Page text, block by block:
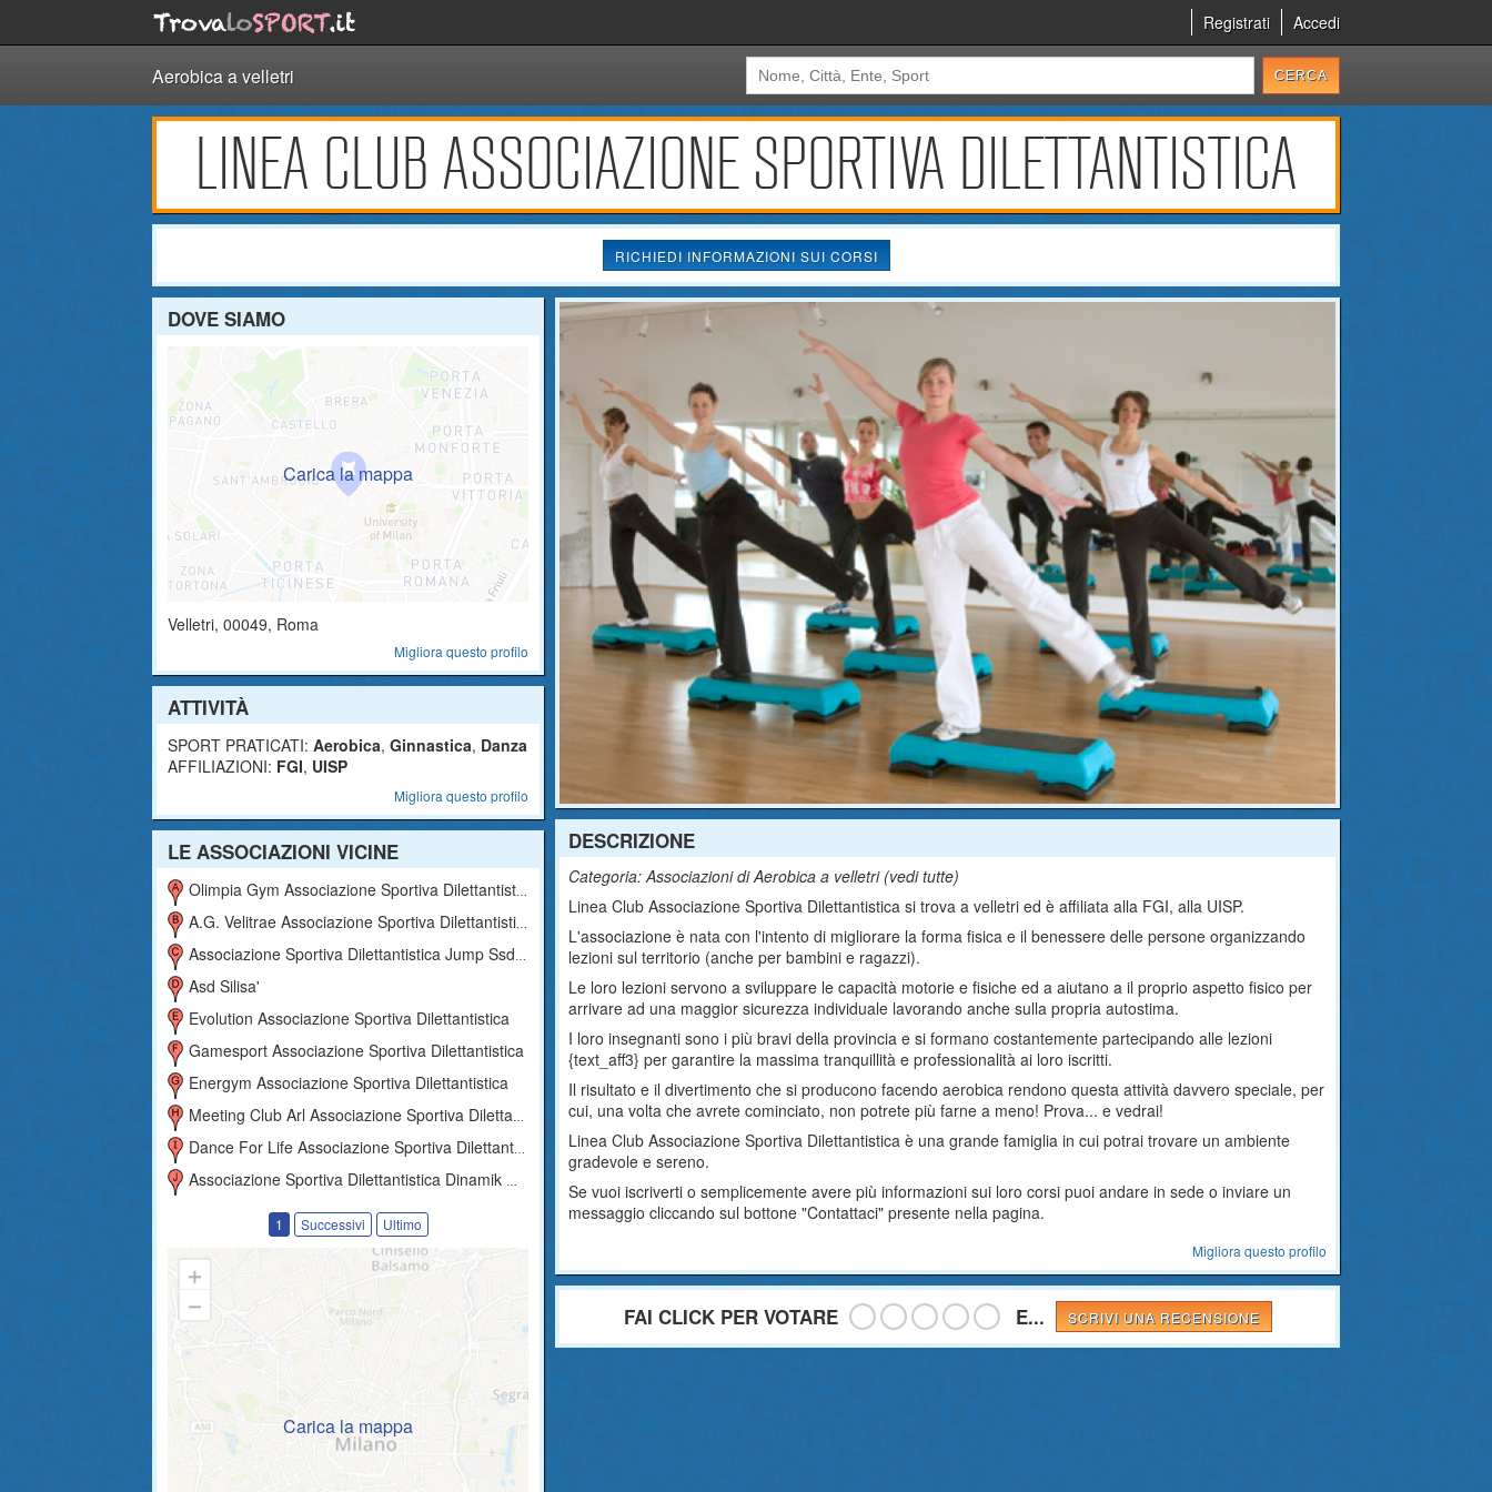
Registrati Accedi
Aerobica a velletri
LINEA CLUB ASSOCIAZIONE SPORTIVA DILETTANTISTICA
RICHIEDI INFORMAZIONI SUI CORSI
DOVE SIAMO
Velletri, 00049, Roma
Migliora questo profilo
ATTIVITÀ
SPORT PRATICATI: Aerobica, Ginnastica, Danza
AFFILIAZIONI: FGI, UISP
Migliora questo profilo
LE ASSOCIAZIONI VICINE
Olimpia Gym Associazione Sportiva Dilettantistica
A.g. Velitrae Associazione Sportiva Dilettantistica
Associazione Sportiva Dilettantistica Jump Ssd Arl
Asd Silisa'
Evolution Associazione Sportiva Dilettantistica
Gamesport Associazione Sportiva Dilettantistica
Energym Associazione Sportiva Dilettantistica
Meeting Club Arl Associazione Sportiva Dilettantistica
Dance For Life Associazione Sportiva Dilettantistica
Associazione Sportiva Dilettantistica Dinamik Club
1 Successivi Ultimo
Carica la mappa
DESCRIZIONE
Categoria: Associazioni di Aerobica a velletri (vedi tutte)
Linea Club Associazione Sportiva Dilettantistica si trova a velletri ed è affiliata alla FGI, alla UISP.
L'associazione è nata con l'intento di migliorare la forma fisica e il benessere delle persone organizzando
lezioni sul territorio (anche per bambini e ragazzi).
Le loro lezioni servono a sviluppare le capacità motorie e fisiche ed a aiutano a il proprio aspetto fisico per
arrivare ad una maggior sicurezza individuale lavorando anche sulla propria autostima.
I loro insegnanti sono i più bravi della provincia e si formano costantemente partecipando alle lezioni
{text_aff3} per garantire la massima tranquillità e professionalità ai loro iscritti.
Il risultato e il divertimento che si producono facendo aerobica rendono questa attività davvero speciale, per
cui, una volta che avrete cominciato, non potrete più farne a meno! Prova... e vedrai!
Linea Club Associazione Sportiva Dilettantistica è una grande famiglia in cui potrai trovare un ambiente
gradevole e sereno.
Se vuoi iscriverti o semplicemente avere più informazioni sui loro corsi puoi andare in sede o inviare un
messaggio cliccando sul bottone "Contattaci" presente nella pagina.
Migliora questo profilo
FAI CLICK PER VOTARE E... SCRIVI UNA RECENSIONE